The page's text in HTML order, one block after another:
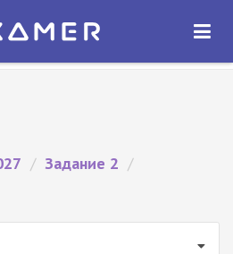
2027
ОТКРЫТЬ
/ Задание 2 /